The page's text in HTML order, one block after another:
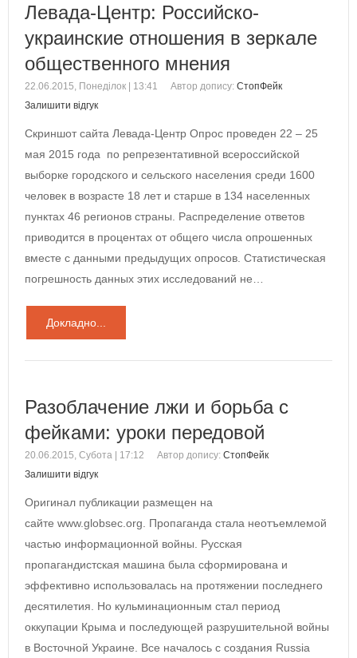
Левада-Центр: Российско-
украинские отношения в зеркале
общественного мнения
22.06.2015, Понеділок | 13:41 Автор допису: СтопФейк
Залишити відгук
Скриншот сайта Левада-Центр Опрос проведен 22 – 25
мая 2015 года по репрезентативной всероссийской
выборке городского и сельского населения среди 1600
человек в возрасте 18 лет и старше в 134 населенных
пунктах 46 регионов страны. Распределение ответов
приводится в процентах от общего числа опрошенных
вместе с данными предыдущих опросов. Статистическая
погрешность данных этих исследований не…
Докладно...
Разоблачение лжи и борьба с
фейками: уроки передовой
20.06.2015, Субота | 17:12 Автор допису: СтопФейк
Залишити відгук
Оригинал публикации размещен на
сайте www.globsec.org. Пропаганда стала неотъемлемой
частью информационной войны. Русская
пропагандистская машина была сформирована и
эффективно использовалась на протяжении последнего
десятилетия. Но кульминационным стал период
оккупации Крыма и последующей разрушительной войны
в Восточной Украине. Все началось с создания Russia